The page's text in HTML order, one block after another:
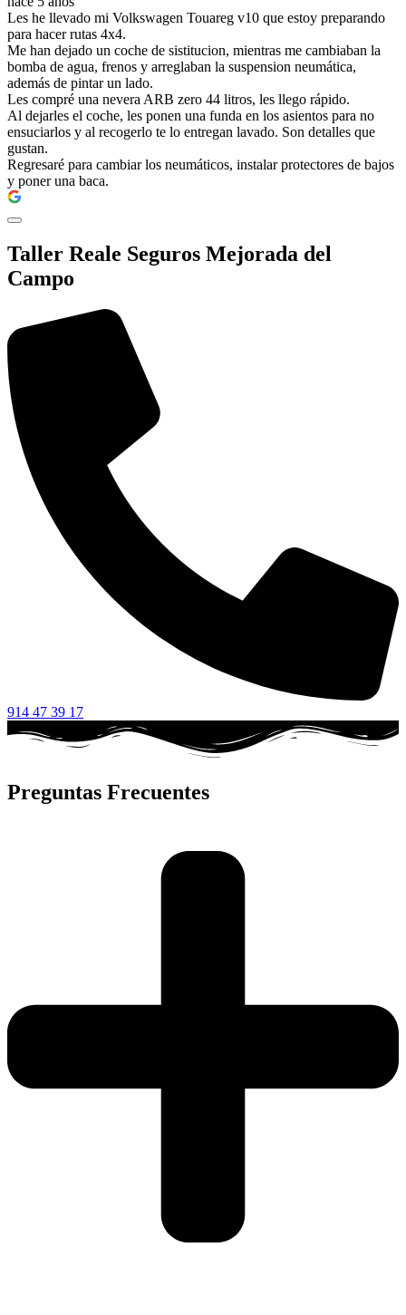
Les he llevado mi Volkswagen Touareg v10 que estoy preparando
para hacer rutas 4x4.
Me han dejado un coche de sistitucion, mientras me cambiaban la
bomba de agua, frenos y arreglaban la suspension neumática,
además de pintar un lado.
Les compré una nevera ARB zero 44 litros, les llego rápido.
Al dejarles el coche, les ponen una funda en los asientos para no
ensuciarlos y al recogerlo te lo entregan lavado. Son detalles que
gustan.
Regresaré para cambiar los neumáticos, instalar protectores de bajos
y poner una baca.
Taller Reale Seguros Mejorada del
Campo
914 47 39 17
Preguntas Frecuentes